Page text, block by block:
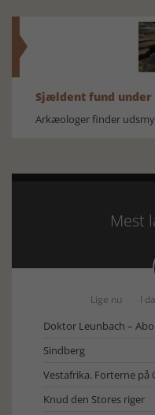
Sjældent fund under
Arkæologer finder
Mest
Lige nu I
Doktor Leunbach –
Sindberg
Vestafrika. Forterne på
Knud den Stores riger